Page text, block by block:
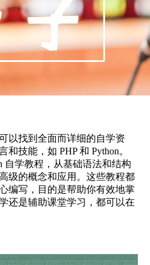
以找到全面而详细的自学资
技能，如 PHP 和 Python。
自学教程，从基础语法和结构
级的概念和应用。这些教程都
编写，目的是帮助你有效地掌
还是辅助课堂学习，都可以在